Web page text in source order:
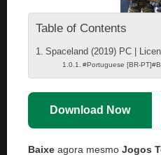
Table of Contents
Spaceland (2019) PC |
#Portuguese [BR-
Download Now
Baixe agora mesmo Jogos